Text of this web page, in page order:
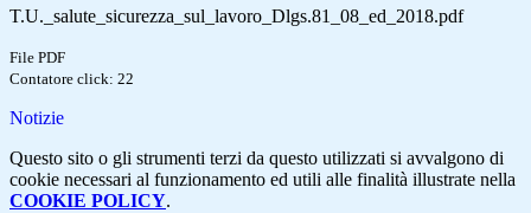
T.U._salute_sicurezza_sul_lavoro_Dlgs.81_08_ed_2018.pdf
File PDF
Contatore click: 22
Notizie
Questo sito o gli strumenti terzi da questo utilizzati si avvalgono di
cookie necessari al funzionamento ed utili alle finalità illustrate nella
COOKIE POLICY.